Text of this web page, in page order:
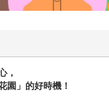
，
園」的好時機！